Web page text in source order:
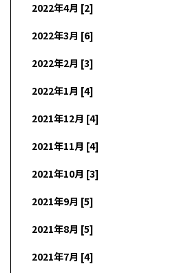
2022年4月 [2]
2022年3月 [6]
2022年2月 [3]
2022年1月 [4]
2021年12月 [4]
2021年11月 [4]
2021年10月 [3]
2021年9月 [5]
2021年8月 [5]
2021年7月 [4]